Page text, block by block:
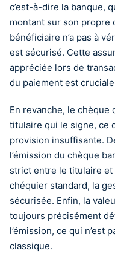
c’est-à-dire la banque,
montant sur son propre
bénéficiaire n’a pas à
est sécurisé. Cette
appréciée lors de
du paiement est
En revanche, le chèque
titulaire qui le signe, ce
provision insuffisante.
l’émission du chèque
strict entre le titulaire et
chéquier standard, la
sécurisée. Enfin, la
toujours précisément
l’émission, ce qui n’est
classique.